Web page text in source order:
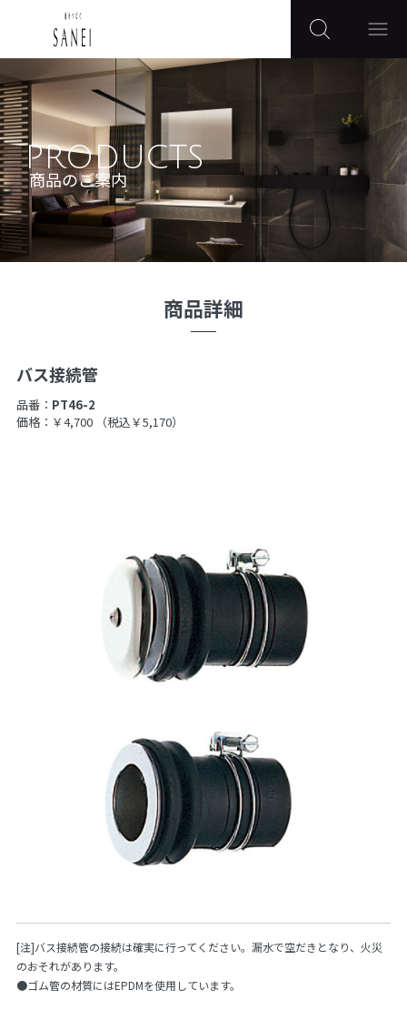
PRODUCTS
商品のご案内
商品詳細
バス接続管
品番： PT46-2
価格：￥4,700
（税込￥5,170）
[注]バス接続管の接続は確実に行ってください。漏水で空だきとなり、火災
のおそれがあります。
●ゴム管の材質にはEPDMを使用しています。